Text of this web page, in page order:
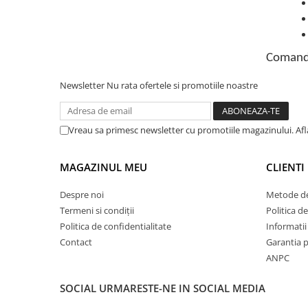
Newsletter Nu rata ofertele si promotiile noastre
Vreau sa primesc newsletter cu promotiile magazinului.
MAGAZINUL MEU
Despre noi
Termeni si condiții
Politica de confidentialitate
Contact
CLIENTI
Metode
Politica
Garantia
ANPC
SOCIAL URMARESTE-NE IN SOCIAL MEDIA